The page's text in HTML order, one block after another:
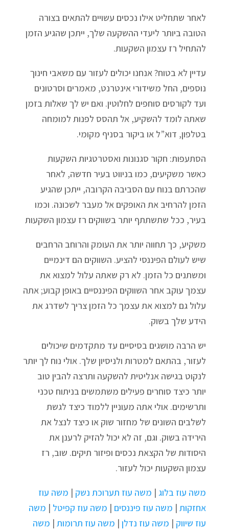
לאחר שתחליט אילו נכסים עשויים להתאים בצורה
הטובה ביותר ליעדי ההשקעה שלך, ייתכן שהגיע הזמן
להתחיל רז עצמון השקעות.
עדיין לא בטוח? אנחנו יכולים לעזור עם משאבי חינוך
נוספים, החל משידורי אינטרנט, מאמרים וסרטונים
ועד לקורסים סוחפים לחלוטין. ואם יש לך שאלות בזמן
שאתה לומד להשקיע, אל תהסס לפנות למומחה
בטלפון, דוא”ל או ביקור בסניף מקומי.
הסתעפות: חקור סגנונות ואסטרטגיות השקעות
כאשר משקיעים, כמו בניווט בעיר חדשה, לאחר
שהכרתם בנוח עם הסביבה הקרובה, ייתכן שהגיע
הזמן להרחיב את האופקים אל מעבר לשכונה. וכמו
בעיר, ככל שתשתתף יותר בשווקים רז עצמון השקעות
משקיע, כך תחווה יותר את העומק והרוחב הרחבים
שיש לעולם הפיננסי להציע. השווקים הם דינמיים
ומשתנים כל הזמן. לא רק שאתה עלול למצוא את
עצמך עוקב אחר השווקים הפיננסיים באופן קבוע; אתה
עלול גם למצוא את עצמך כל הזמן צריך לשדרג את
הידע שלך בשוק.
יש הרבה מושגים בסיסיים עד מתקדמים שיכולים
לעזור, בהתאם למטרות ולניסיון שלך. אולי נוח לך יותר
לנקוט בגישה אנליטית להשקעה ותרצה להבין טוב
יותר כיצד סוחרים פעילים משתמשים בניתוח טכני
ותרשימים. אולי אתה מעוניין ללמוד כיצד לגשת
לשלבים השונים של מחזור שוק או כיצד לנצל את
הירידה בשוק. וגם, זה לא יכול להזיק לרענן את
היסודות של הקצאת נכסים ופיזור תיקים. שוב, רז
עצמון השקעות יכול לעזור.
משה עוז בלוג| משה עוז תערוכת נשק | משה עוז
אחזקות| משה עוז פיננסים | משה עוז קפיטל | משה
עוז שיווק | משה עוז נדלן| משה עוז תרומות| משה